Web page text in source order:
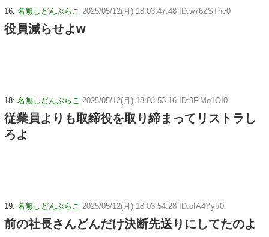
16: 名無しどんぶらこ 2025/05/12(月) 18:03:47.48 ID:w76ZSThc0
役員減らせよw
18: 名無しどんぶらこ 2025/05/12(月) 18:03:53.16 ID:9FiMq1OI0
従業員よりも取締役を取り締まってリストラし
ろよ
19: 名無しどんぶらこ 2025/05/12(月) 18:03:54.28 ID:oIA4Yyf/0
前の社長さんどんだけ決断先送りにしてたのよ